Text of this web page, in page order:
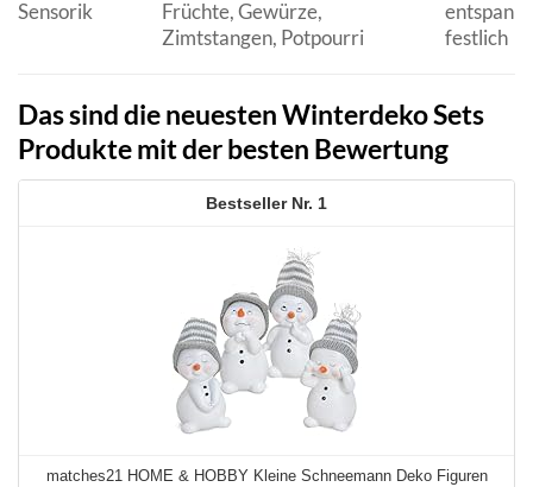
Sensorik
Früchte, Gewürze,
Zimtstangen, Potpourri
festlich
Das sind die neuesten Winterdeko Sets
Produkte mit der besten Bewertung
1
matches21 HOME & HOBBY Kleine Schneemann Deko Figuren